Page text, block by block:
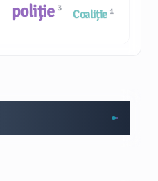
poliție 3 Coaliție 1